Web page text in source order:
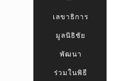
เลขาธิการ
มูลนิธิชัย
พัฒนา
ร่วมในพิธี